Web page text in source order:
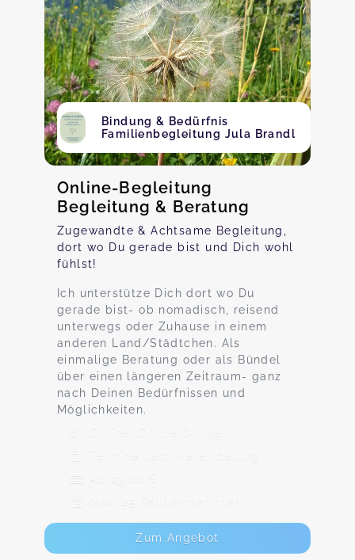
Bindung & Bedürfnis
Familienbegleitung Jula Brandl
Online-Begleitung
Begleitung & Beratung
Zugewandte & Achtsame Begleitung,
dort wo Du gerade bist und Dich wohl
fühlst!
Ich unterstütze Dich dort wo Du
gerade bist- ob nomadisch, reisend
unterwegs oder Zuhause in einem
anderen Land/Städtchen. Als
einmalige Beratung oder als Bündel
über einen längeren Zeitraum- ganz
nach Deinen Bedürfnissen und
Möglichkeiten.
Online, Online Online
Termine nach Vereinbarung
Ab 23,00 €
Max. 25 TeilnehmerInnen
Zum Angebot